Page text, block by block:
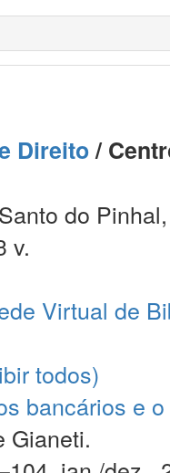
Direito/
do
v.
Virtual de
todos)
bancários e
Gianeti.